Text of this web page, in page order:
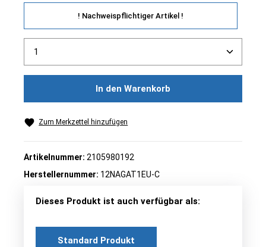
! Nachweispflichtiger Artikel !
Produkt Anzahl: Gib den gewünschten Wert ein
In den Warenkorb
Zum Merkzettel hinzufügen
Artikelnummer: 2105980192
Herstellernummer: 12NAGAT1EU-C
Dieses Produkt ist auch verfügbar als:
Standard Produkt